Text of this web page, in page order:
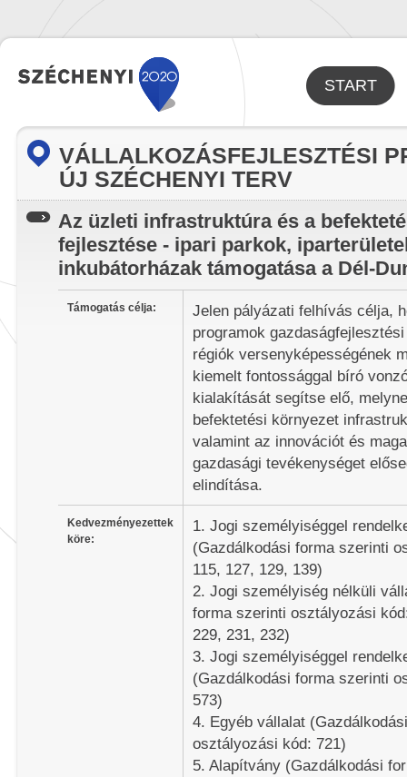
START
VÁLLALKOZÁSFEJLESZTÉSI
ÚJ SZÉCHENYI TERV
Az üzleti infrastruktúra és a
fejlesztése - ipari parkok,
inkubátorházak támogatása a Dél-
Támogatás célja:
Jelen pályázati felhívás célja,
programok
régiók versenyképességének
kiemelt fontossággal bíró
kialakítását segítse elő,
befektetési környezet
valamint az innovációt és
gazdasági tevékenységet
elindítása.
Kedvezményezettek
köre:
1. Jogi személyiséggel
(Gazdálkodási forma szerinti
115, 127, 129, 139)
2. Jogi személyiség nélküli
forma szerinti osztályozási
229, 231, 232)
3. Jogi személyiséggel
(Gazdálkodási forma szerinti
573)
4. Egyéb vállalat
osztályozási kód: 721)
5. Alapítvány (Gazdálkodási